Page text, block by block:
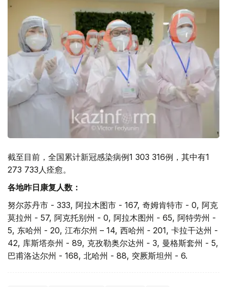
截至目前，全国累计新冠感染病例1 303 316例，其中有1
273 733人痊愈。
各地昨日康复人数：
努尔苏丹市 - 333, 阿拉木图市 - 167, 奇姆肯特市 - 0, 阿克
莫拉州 - 57, 阿克托别州 - 0, 阿拉木图州 - 65, 阿特劳州 -
5, 东哈州 - 20, 江布尔州 – 14, 西哈州 - 201, 卡拉干达州 -
42, 库斯塔奈州 - 89, 克孜勒奥尔达州 - 3, 曼格斯套州 - 5,
巴甫洛达尔州 - 168, 北哈州 - 88, 突厥斯坦州 - 6.